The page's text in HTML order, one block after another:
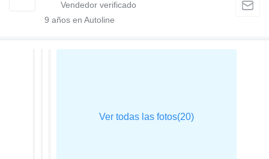
9 años en Autoline